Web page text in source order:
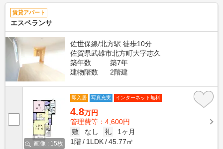
賃貸アパート
エスペランサ
佐世保線/北方駅 徒歩10分
佐賀県武雄市北方町大字志久
築年数
築7年
建物階数
2階建
画像 : 15枚
即入居 写真充実 インターネット無料
4.8万円
管理費等：4,600円
敷
なし 礼
1ヶ月
1階
1LDK 45.77㎡